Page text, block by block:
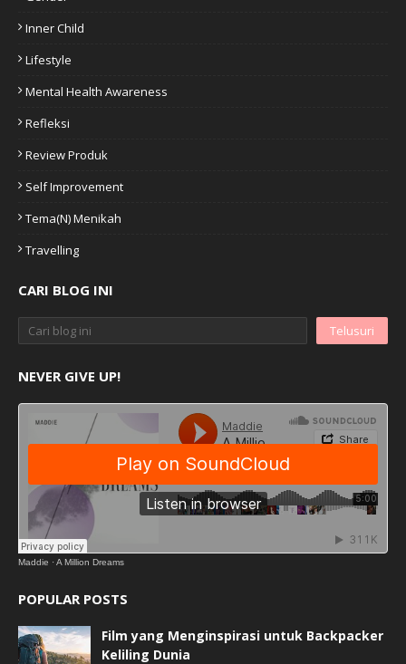
Inner Child
Lifestyle
Mental Health Awareness
Refleksi
Review Produk
Self Improvement
Tema(n) Menikah
Travelling
CARI BLOG INI
NEVER GIVE UP!
Maddie ·A Million Dreams
POPULAR POSTS
Film yang Menginspirasi untuk Backpacker
Keliling Dunia